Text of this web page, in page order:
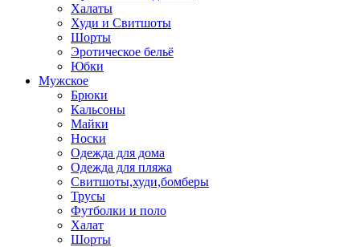
Халаты
Худи и Свитшоты
Шорты
Эротическое бельё
Юбки
Мужское
Брюки
Кальсоны
Майки
Носки
Одежда для дома
Одежда для пляжа
Свитшоты,худи,бомберы
Трусы
Футболки и поло
Халат
Шорты